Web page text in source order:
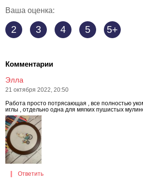
Ваша оценка:
2 3 4 5 5+
Комментарии
Элла
21 октября 2022, 20:50
Работа просто потрясающая , все полностью
иглы , отдельно одна для мягких пушистых
Ответить